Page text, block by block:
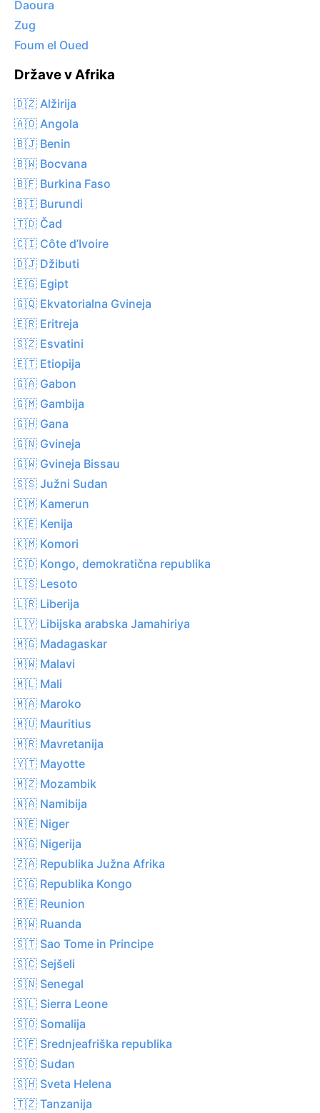
Daoura
Zug
Foum el Oued
Države v Afrika
🇩🇿 Alžirija
🇦🇴 Angola
🇧🇯 Benin
🇧🇼 Bocvana
🇧🇫 Burkina Faso
🇧🇮 Burundi
🇹🇩 Čad
🇨🇮 Côte d’Ivoire
🇩🇯 Džibuti
🇪🇬 Egipt
🇬🇶 Ekvatorialna Gvineja
🇪🇷 Eritreja
🇸🇿 Esvatini
🇪🇹 Etiopija
🇬🇦 Gabon
🇬🇲 Gambija
🇬🇭 Gana
🇬🇳 Gvineja
🇬🇼 Gvineja Bissau
🇸🇸 Južni Sudan
🇨🇲 Kamerun
🇰🇪 Kenija
🇰🇲 Komori
🇨🇩 Kongo, demokratična republika
🇱🇸 Lesoto
🇱🇷 Liberija
🇱🇾 Libijska arabska Jamahiriya
🇲🇬 Madagaskar
🇲🇼 Malavi
🇲🇱 Mali
🇲🇦 Maroko
🇲🇺 Mauritius
🇲🇷 Mavretanija
🇾🇹 Mayotte
🇲🇿 Mozambik
🇳🇦 Namibija
🇳🇪 Niger
🇳🇬 Nigerija
🇿🇦 Republika Južna Afrika
🇨🇬 Republika Kongo
🇷🇪 Reunion
🇷🇼 Ruanda
🇸🇹 Sao Tome in Principe
🇸🇨 Sejšeli
🇸🇳 Senegal
🇸🇱 Sierra Leone
🇸🇴 Somalija
🇨🇫 Srednjeafriška republika
🇸🇩 Sudan
🇸🇭 Sveta Helena
🇹🇿 Tanzanija